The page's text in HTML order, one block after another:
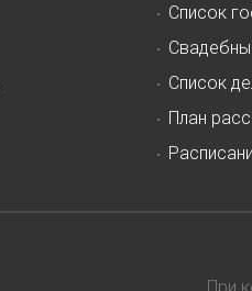
Список
Список
План